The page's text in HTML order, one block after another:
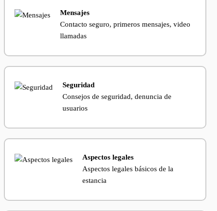
Mensajes
Contacto seguro, primeros mensajes, video
llamadas
Seguridad
Consejos de seguridad, denuncia de
usuarios
Aspectos legales
Aspectos legales básicos de la
estancia